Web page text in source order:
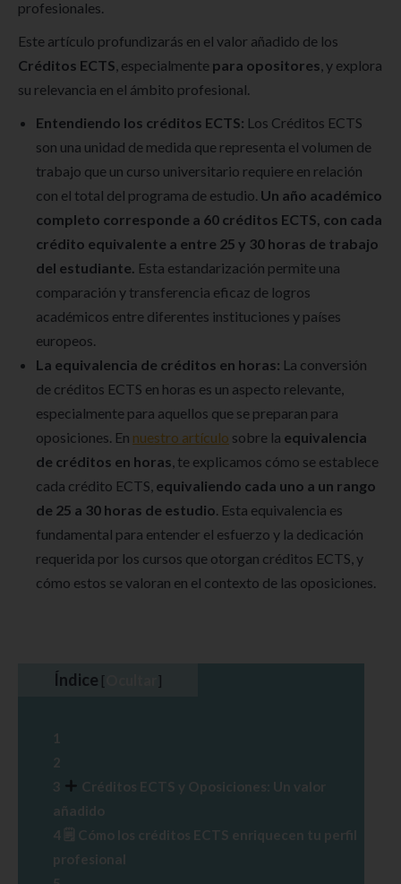
profesionales.
Este artículo profundizarás en el valor añadido de los
Créditos ECTS , especialmente para opositores , y explora
su relevancia en el ámbito profesional.
Entendiendo los créditos ECTS: Los Créditos ECTS
son una unidad de medida que representa el volumen de
trabajo que un curso universitario requiere en relación
con el total del programa de estudio. Un año académico
completo corresponde a 60 créditos ECTS, con cada
crédito equivalente a entre 25 y 30 horas de trabajo
del estudiante. Esta estandarización permite una
comparación y transferencia eficaz de logros
académicos entre diferentes instituciones y países
europeos.
La equivalencia de créditos en horas: La conversión
de créditos ECTS en horas es un aspecto relevante,
especialmente para aquellos que se preparan para
oposiciones. En nuestro artículo sobre la equivalencia
de créditos en horas , te explicamos cómo se establece
cada crédito ECTS, equivaliendo cada uno a un rango
de 25 a 30 horas de estudio . Esta equivalencia es
fundamental para entender el esfuerzo y la dedicación
requerida por los cursos que otorgan créditos ECTS, y
cómo estos se valoran en el contexto de las oposiciones.
Índice [ ]
1
2
3
Créditos ECTS y Oposiciones: Un valor
añadido
4🗒 Cómo los créditos ECTS enriquecen tu perfil
profesional